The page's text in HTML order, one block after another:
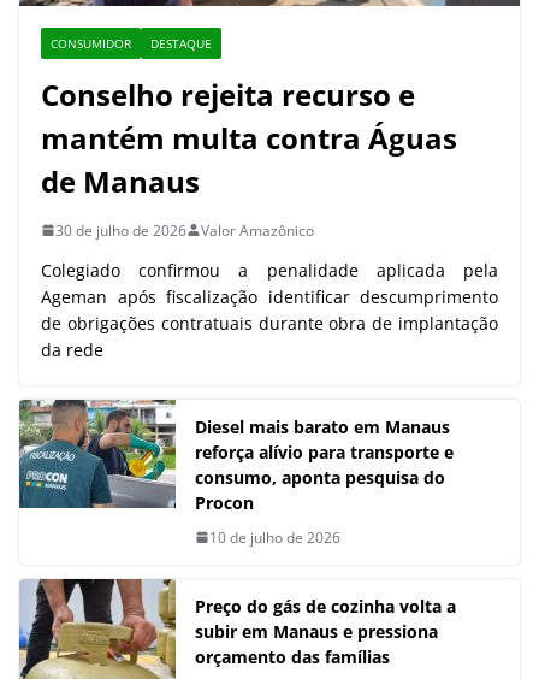
CONSUMIDOR DESTAQUE
Conselho rejeita recurso e
mantém multa contra Águas
de Manaus
30 de julho de 2026 Valor Amazônico
Colegiado confirmou a penalidade aplicada pela
Ageman após fiscalização identificar descumprimento
de obrigações contratuais durante obra de implantação
da rede
Diesel mais barato em Manaus
reforça alívio para transporte e
consumo, aponta pesquisa do
Procon
10 de julho de 2026
Preço do gás de cozinha volta a
subir em Manaus e pressiona
orçamento das famílias